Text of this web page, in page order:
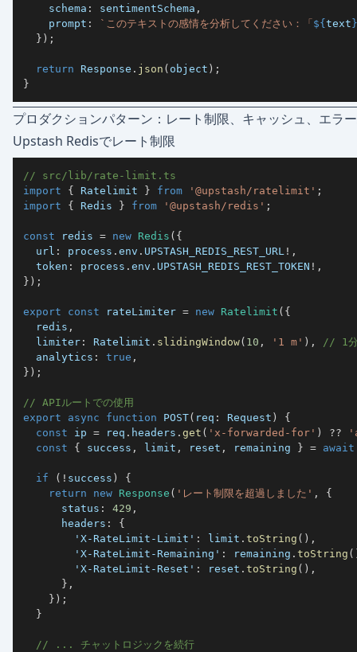
    schema
: sentimentSchema ,
    prompt
: ` このテキストの感情を分析してください：「${text}
} ) ;
return Response . json ( object ) ;
}
プロダクションパターン：レート制限、キャッシュ、エラ
Upstash Redisでレート制限
// src/lib/rate-limit.ts
import
{ Ratelimit } from '@upstash/ratelimit' ;
import
{ Redis } from '@upstash/redis' ;
const redis = new Redis ( {
  url
: process . env . UPSTASH_REDIS_REST_URL ! ,
  token
: process . env . UPSTASH_REDIS_REST_TOKEN ! ,
} ) ;
export const rateLimiter = new Ratelimit ( {
  redis
,
  limiter
: Ratelimit . slidingWindow( 10 , '1 m' ) ,
// 1分
  analytics
: true ,
} ) ;
// APIルートでの使用
export
async function POST( req : Request )
{
const ip = req . headers . get ( 'x-forwarded-for' ) ??
const
{ success , limit , reset , remaining } = await
if ( ! success )
{
return
new Response ( 'レート制限を超過しました' ,
{
      status
: 429 ,
      headers
:
{
'X-RateLimit-Limit' : limit . toString ( ) ,
'X-RateLimit-Remaining' : remaining . toString (
'X-RateLimit-Reset' : reset . toString ( ) ,
} ,
} ) ;
}
// ... チャットロジックを続行